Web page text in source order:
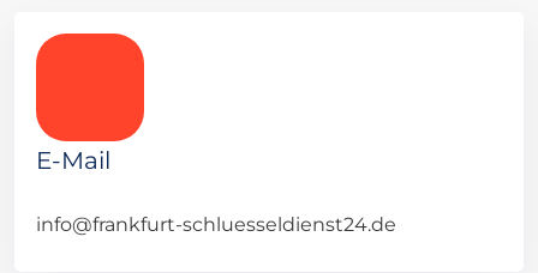
E-Mail
info@frankfurt-schluesseldienst24.de